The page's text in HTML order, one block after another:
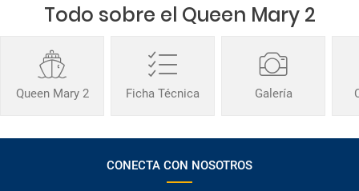
Todo sobre el Queen Mary 2
Queen Mary 2 Ficha Técnica Galería
CONECTA CON NOSOTROS